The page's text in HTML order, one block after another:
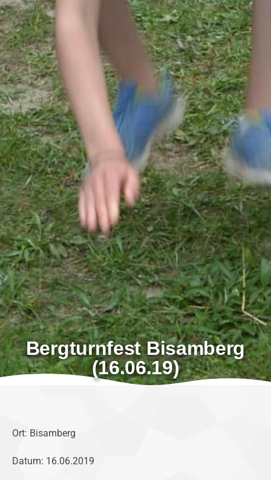
Bergturnfest Bisamberg
(16.06.19)
Ort: Bisamberg
Datum: 16.06.2019